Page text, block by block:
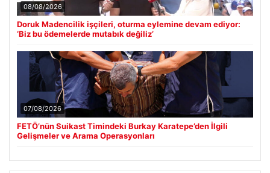
08/08/2026
Doruk Madencilik işçileri, oturma eylemine devam ediyor:
‘Biz bu ödemelerde mutabık değiliz’
07/08/2026
FETÖ’nün Suikast Timindeki Burkay Karatepe’den İlgili
Gelişmeler ve Arama Operasyonları